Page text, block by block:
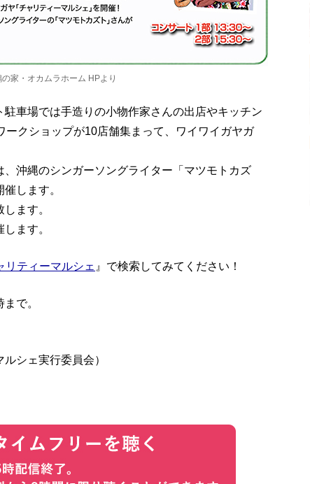
家・オカムラホーム HPより
車場では手造りの小物作家さんの出店やキッチン
ークショップが10店舗集まって、ワイワイガヤガ
沖縄のシンガーソングライター「マツモトカズ
します。
ます。
ます。
リティーマルシェ 』で検索してみてください！
で。
シェ実行委員会）